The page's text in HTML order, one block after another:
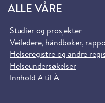
ALLE VÅRE
Studier og prosjekter
Veiledere, håndbøker,
Helseregistre og andre
Helseundersøkelser
Innhold A til Å